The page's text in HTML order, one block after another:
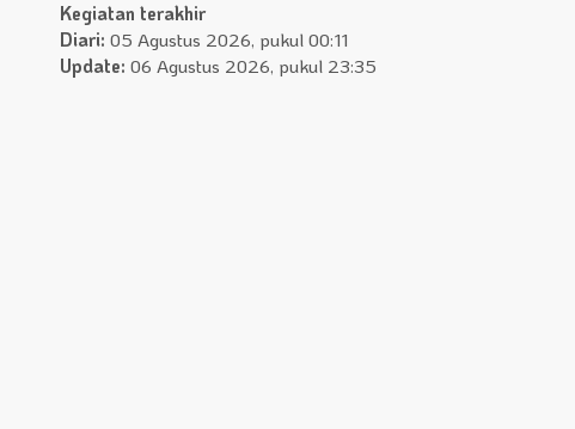
Kegiatan terakhir
Diari:05 Agustus 2026, pukul 00:11
Update:06 Agustus 2026, pukul 23:35